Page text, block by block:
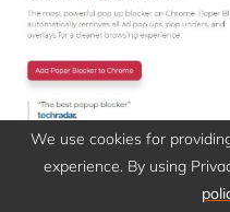
Vínculo para
We use cookies for
experience. By using